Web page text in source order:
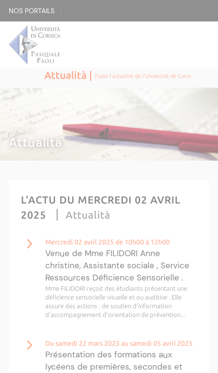
NOS PORTAILS :
Attualità |Toute l'actualité de l'Université de Corse
ATTUALITÀ |
Attualità
L'ACTU DU MERCREDI 02 AVRIL
2025
Attualità
Mercredi 02 avril 2025 de 10h00 à 12h00
Venue de Mme FILIDORI Anne
christine, Assistante sociale , Service
Ressources Déficience Sensorielle .
Mme FILIDORI reçoit des étudiants présentant une
déficience sensorielle visuelle et ou auditive . Elle
assure des actions : de soutien d'information
d'accompagnement d'orientation de prévention...
Du samedi 22 mars 2025 au samedi 05 avril 2025
Présentation des formations aux
lycéens de premières, secondes et